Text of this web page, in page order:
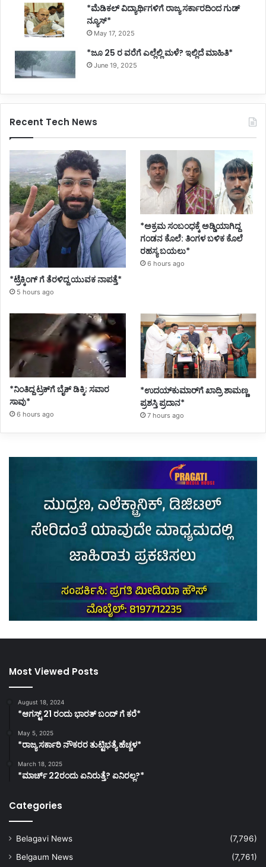
*ಮೆಡಿಕಲ್ ವಿದ್ಯಾರ್ಥಿಗಳಿಗೆ ರಾಜ್ಯ ಸರ್ಕಾರದಿಂದ ಗುಡ್
ನ್ಯೂಸ್*
May 17, 2025
*ಜೂ 25 ರ ವರೆಗೆ ಎಲ್ಲೆಲ್ಲಿ ಮಳೆ? ಇಲ್ಲಿದೆ ಮಾಹಿತಿ*
June 19, 2025
Recent Tech News
*ಟ್ರೆಕ್ಕಿಂಗ್ ಗೆ ತೆರಳಿದ್ದ ಯುವಕ ನಾಪತ್ತೆ*
5 hours ago
*ಅಕ್ರಮ ಸಂಬಂಧಕ್ಕೆ ಅಡ್ಡಿಯಾಗಿದ್ದ
ಗಂಡನ ಕೊಲೆ: ತಿಂಗಳ ಬಳಿಕ ಕೊಲೆ
ರಹಸ್ಯ ಬಯಲು*
6 hours ago
*ನಿಂತಿದ್ದ ಟ್ರಕ್‌ಗೆ ಬೈಕ್ ಡಿಕ್ಕಿ; ಸವಾರ
ಸಾವು*
6 hours ago
*ಉದಯ್‌ಕುಮಾರ್‌ಗೆ ಖಾದ್ರಿ ಶಾಮಣ್ಣ
ಪ್ರಶಸ್ತಿ ಪ್ರದಾನ*
7 hours ago
Most Viewed Posts
August 18, 2024
*ಆಗಸ್ಟ್ 21 ರಂದು ಭಾರತ್‌ ಬಂದ್‌ ಗೆ ಕರೆ*
May 5, 2025
*ರಾಜ್ಯ ಸರ್ಕಾರಿ ನೌಕರರ ತುಟ್ಟಿಭತ್ಯೆ ಹೆಚ್ಚಳ*
March 18, 2025
*ಮಾರ್ಚ್ 22ರಂದು ಏನಿರುತ್ತೆ? ಏನಿರಲ್ಲ?*
Categories
Belagavi News
(7,796)
Belgaum News
(7,761)